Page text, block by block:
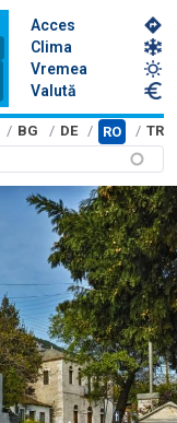
Acces
Clima
Vremea
Valută
BG DE RO TR